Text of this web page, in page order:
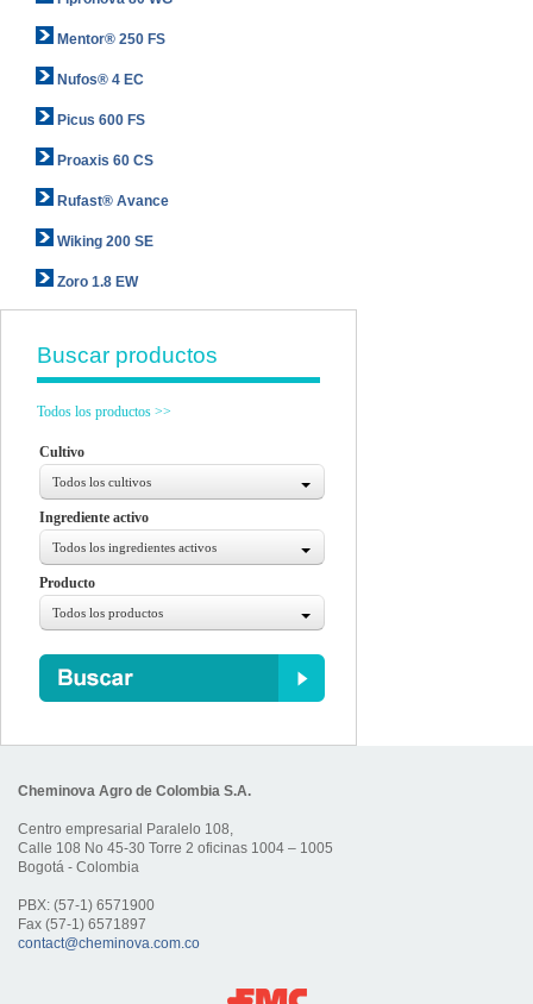
Mentor® 250 FS
Nufos® 4 EC
Picus 600 FS
Proaxis 60 CS
Rufast® Avance
Wiking 200 SE
Zoro 1.8 EW
Buscar productos
Todos los productos >>
Cultivo
Todos los cultivos
Ingrediente activo
Todos los ingredientes activos
Producto
Todos los productos
Cheminova Agro de Colombia S.A.
Centro empresarial Paralelo 108,
Calle 108 No 45-30 Torre 2 oficinas 1004 – 1005
Bogotá - Colombia
PBX: (57-1) 6571900
Fax (57-1) 6571897
contact@cheminova.com.co